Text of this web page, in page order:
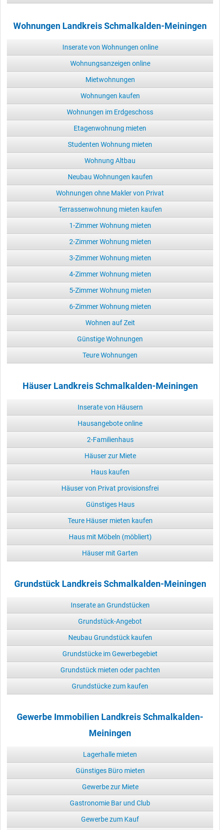
Wohnungen Landkreis Schmalkalden-Meiningen
Inserate von Wohnungen online
Wohnungsanzeigen online
Mietwohnungen
Wohnungen kaufen
Wohnungen im Erdgeschoss
Etagenwohnung mieten
Studenten Wohnung mieten
Wohnung Altbau
Neubau Wohnungen kaufen
Wohnungen ohne Makler von Privat
Terrassenwohnung mieten kaufen
1-Zimmer Wohnung mieten
2-Zimmer Wohnung mieten
3-Zimmer Wohnung mieten
4-Zimmer Wohnung mieten
5-Zimmer Wohnung mieten
6-Zimmer Wohnung mieten
Wohnen auf Zeit
Günstige Wohnungen
Teure Wohnungen
Häuser Landkreis Schmalkalden-Meiningen
Inserate von Häusern
Hausangebote online
2-Familienhaus
Häuser zur Miete
Haus kaufen
Häuser von Privat provisionsfrei
Günstiges Haus
Teure Häuser mieten kaufen
Haus mit Möbeln (möbliert)
Häuser mit Garten
Grundstück Landkreis Schmalkalden-Meiningen
Inserate an Grundstücken
Grundstück-Angebot
Neubau Grundstück kaufen
Grundstücke im Gewerbegebiet
Grundstück mieten oder pachten
Grundstücke zum kaufen
Gewerbe Immobilien Landkreis Schmalkalden-
Meiningen
Lagerhalle mieten
Günstiges Büro mieten
Gewerbe zur Miete
Gastronomie Bar und Club
Gewerbe zum Kauf